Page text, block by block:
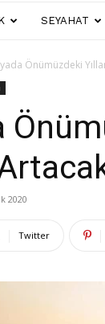
SEYAHAT
Önümüzdeki
2020
Twitter